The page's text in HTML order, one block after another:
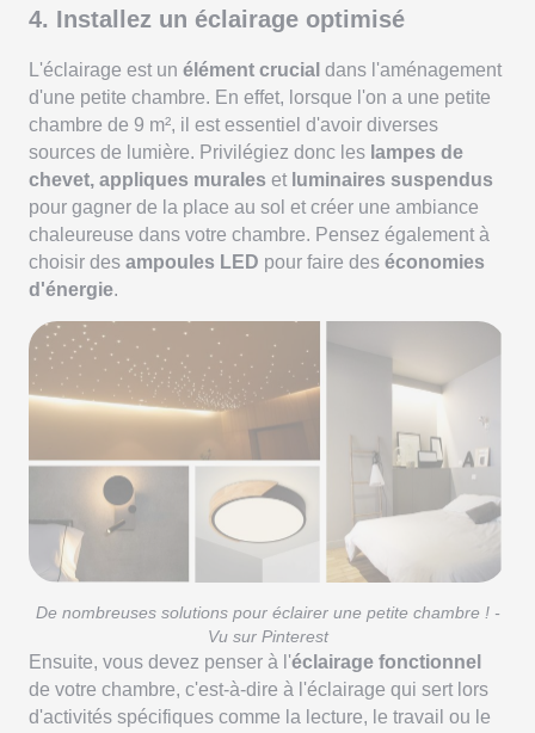
4. Installez un éclairage optimisé
L'éclairage est un élément crucial dans l'aménagement
d'une petite chambre. En effet, lorsque l'on a une petite
chambre de 9 m², il est essentiel d'avoir diverses
sources de lumière. Privilégiez donc les lampes de
chevet, appliques murales et luminaires suspendus
pour gagner de la place au sol et créer une ambiance
chaleureuse dans votre chambre. Pensez également à
choisir des ampoules LED pour faire des économies
d'énergie.
De nombreuses solutions pour éclairer une petite chambre ! -
Vu sur Pinterest
Ensuite, vous devez penser à l'éclairage fonctionnel
de votre chambre, c'est-à-dire à l'éclairage qui sert lors
d'activités spécifiques comme la lecture, le travail ou le